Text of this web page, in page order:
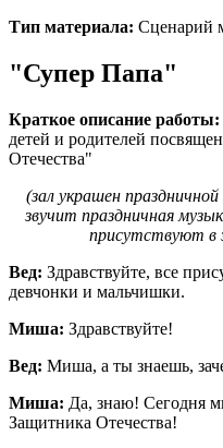
Тип материала: Сценарий
"Супер Папа"
Краткое описание работы:
детей и родителей
Отечества"
(зал украшен
звучит праздничная
присутствуют в
Вед: Здравствуйте, все
девчонки и мальчишки.
Миша: Здравствуйте!
Вед: Миша, а ты знаешь,
Миша: Да, знаю! Сегодня
Защитника Отечества!